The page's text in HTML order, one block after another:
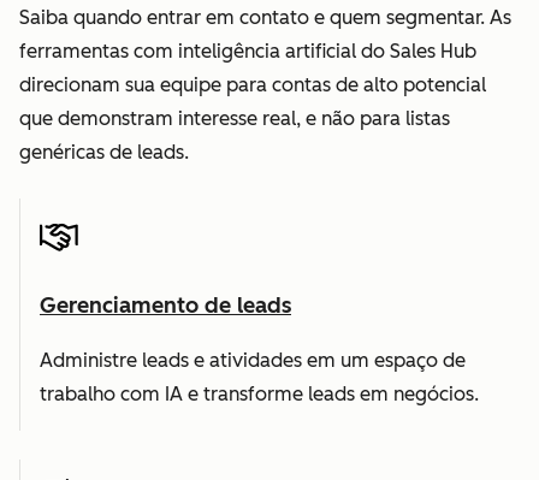
Saiba quando entrar em contato e quem segmentar. As
ferramentas com inteligência artificial do Sales Hub
direcionam sua equipe para contas de alto potencial
que demonstram interesse real, e não para listas
genéricas de leads.
Gerenciamento de leads
Administre leads e atividades em um espaço de
trabalho com IA e transforme leads em negócios.